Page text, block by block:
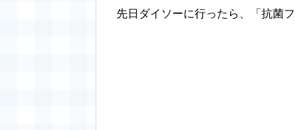
先日ダイソーに行ったら、「抗菌